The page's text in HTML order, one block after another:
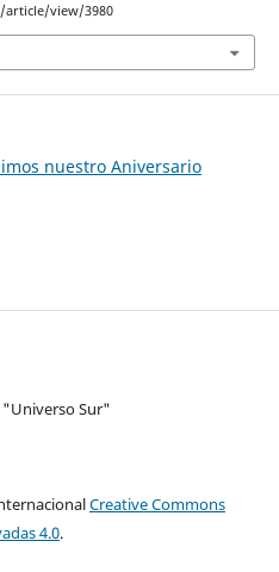
view/3980
nuestro Aniversario
"Universo Sur"
Creative Commons
4.0.